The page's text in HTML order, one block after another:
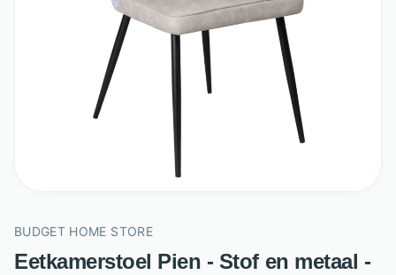
BUDGET HOME STORE
Eetkamerstoel Pien - Stof en metaal -